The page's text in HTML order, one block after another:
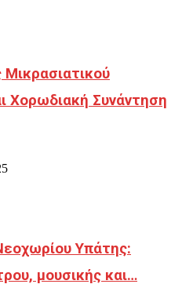
Χορωδιακή Συνάντηση
Υπάτης:
μουσικής και…